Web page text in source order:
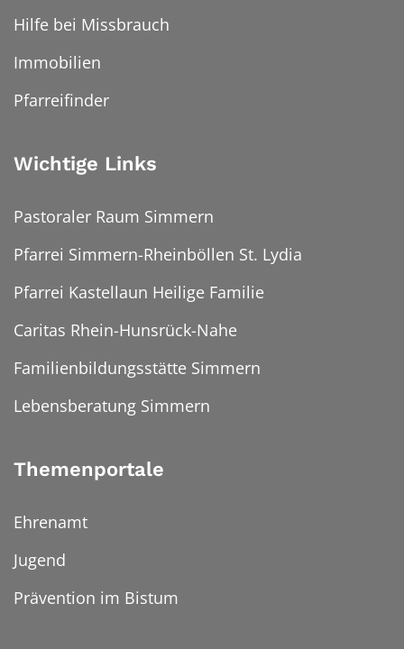
Hilfe bei Missbrauch
Immobilien
Pfarreifinder
Wichtige Links
Pastoraler Raum Simmern
Pfarrei Simmern-Rheinböllen St. Lydia
Pfarrei Kastellaun Heilige Familie
Caritas Rhein-Hunsrück-Nahe
Familienbildungsstätte Simmern
Lebensberatung Simmern
Themenportale
Ehrenamt
Jugend
Prävention im Bistum